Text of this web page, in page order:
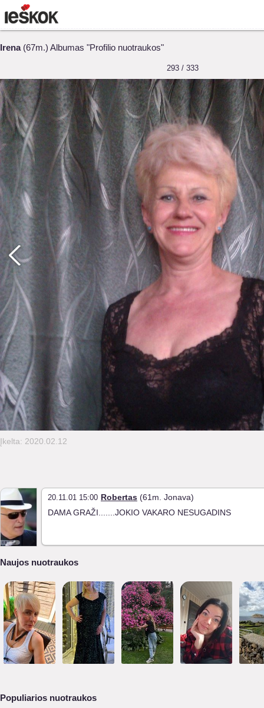
Irena(67m.) Albumas "Profilio nuotraukos"
293 / 333
Įkelta: 2020.02.12
20.11.01 15:00 Robertas (61m. Jonava)
DAMA GRAŽI.......JOKIO VAKARO NESUGADINS
Naujos nuotraukos
Populiarios nuotraukos